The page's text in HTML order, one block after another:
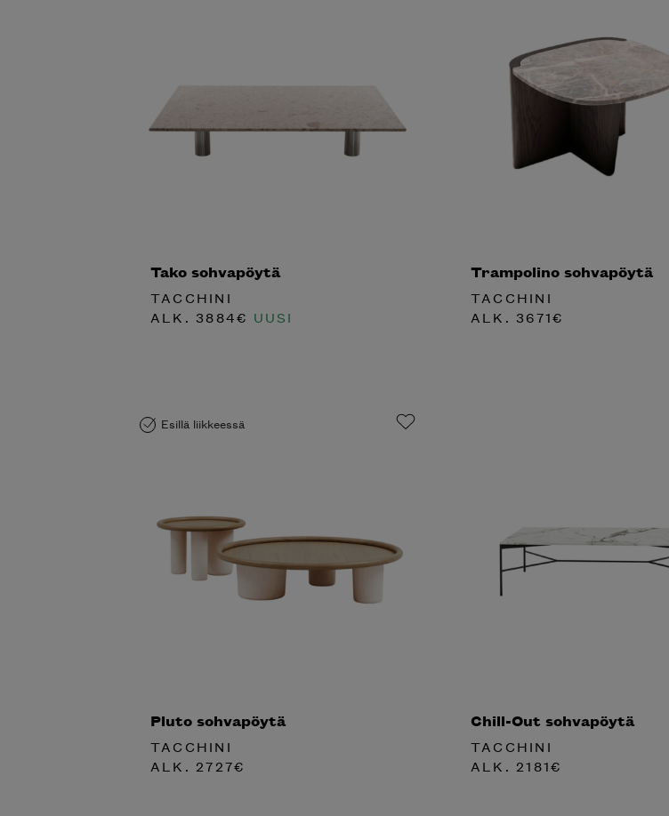
Tako sohvapöytä
TACCHINI
ALK. 3884€ UUSI
Trampolino sohvapöytä
TACCHINI
ALK. 3671€
Esillä liikkeessä
Pluto sohvapöytä
TACCHINI
ALK. 2727€
Chill-Out sohvapöytä
TACCHINI
ALK. 2181€